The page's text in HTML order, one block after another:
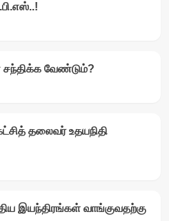
சந்திக்க வேண்டும்?
தலைவர் உதயநிதி
இயந்திரங்கள் வாங்குவதற்கு